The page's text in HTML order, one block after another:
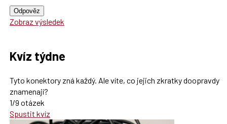
Odpověz
Zobraz výsledek
Kvíz týdne
Tyto konektory zná každý. Ale víte, co jejich zkratky doopravdy
znamenají?
1/9 otázek
Spustit kvíz